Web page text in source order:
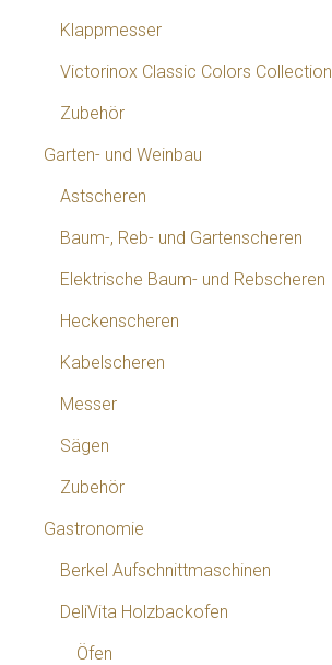
Klappmesser
Victorinox Classic Colors Collection
Zubehör
Garten- und Weinbau
Astscheren
Baum-, Reb- und Gartenscheren
Elektrische Baum- und Rebscheren
Heckenscheren
Kabelscheren
Messer
Sägen
Zubehör
Gastronomie
Berkel Aufschnittmaschinen
DeliVita Holzbackofen
Öfen